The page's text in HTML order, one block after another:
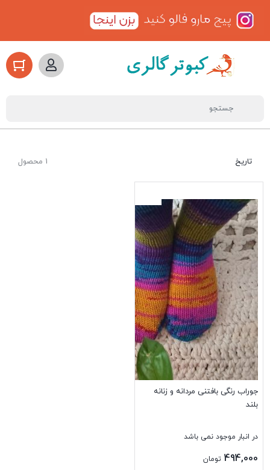
1 محصول تاریخ
جوراب رنگی بافتنی مردانه و زنانه
بلند
در انبار موجود نمی باشد
494,000 تومان